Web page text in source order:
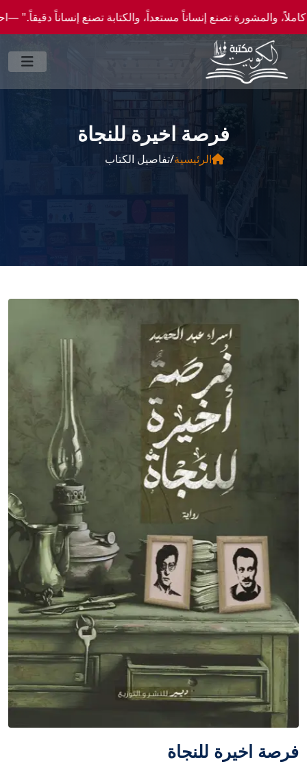
تصنع إنساناً مستعداً، والكتابة تصنع إنساناً دقيقاً." —احصل علي عروض وخصومات
فرصة اخيرة للنجاة
الرئيسية/تفاصيل الكتاب
فرصة اخيرة للنجاة